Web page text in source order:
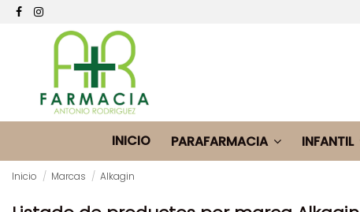
INICIO PARAFARMACIA INFANTIL
Inicio Marcas Alkagin